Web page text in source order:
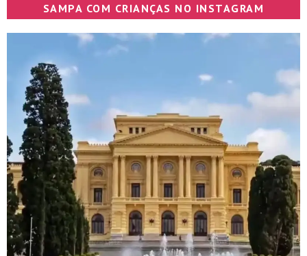
SAMPA COM CRIANÇAS NO INSTAGRAM